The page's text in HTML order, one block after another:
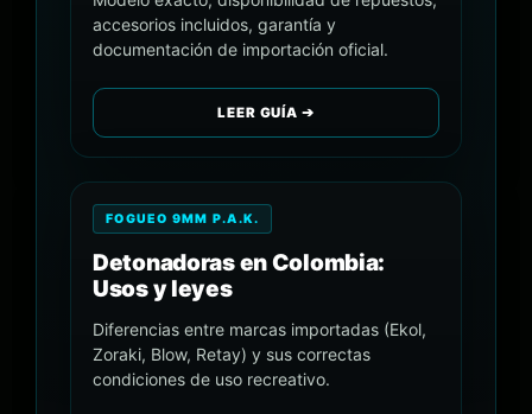
accesorios incluidos, garantía y
documentación de importación oficial.
LEER GUÍA ➔
FOGUEO 9MM P.A.K.
Detonadoras en Colombia:
Usos y leyes
Diferencias entre marcas importadas (Ekol,
Zoraki, Blow, Retay) y sus correctas
condiciones de uso recreativo.